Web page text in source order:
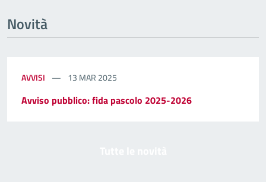
Novità
AVVISI 13 MAR 2025
Avviso pubblico: fida pascolo 2025-2026